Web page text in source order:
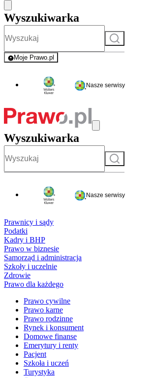
Wyszukiwarka
Szukaj
Moje Prawo.pl
- rejestracja i logowanie do serwisu
Nasze serwisy
Wyszukiwarka
Szukaj
Nasze serwisy
Prawnicy i sądy
Podatki
Kadry i BHP
Prawo w biznesie
Samorząd i administracja
Szkoły i uczelnie
Zdrowie
Prawo dla każdego
Prawo cywilne
Prawo karne
Prawo rodzinne
Rynek i konsument
Domowe finanse
Emerytury i renty
Pacjent
Szkoła i uczeń
Turystyka